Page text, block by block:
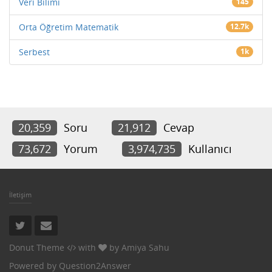
Orta Öğretim Matematik 12.7k
Serbest 1k
20,359 Soru 21,912
Cevap
73,672
Yorum 3,974,735 Kullanıcı
İletişim
Donut Theme with by Amiya Sahu
Powered by Question2Answer